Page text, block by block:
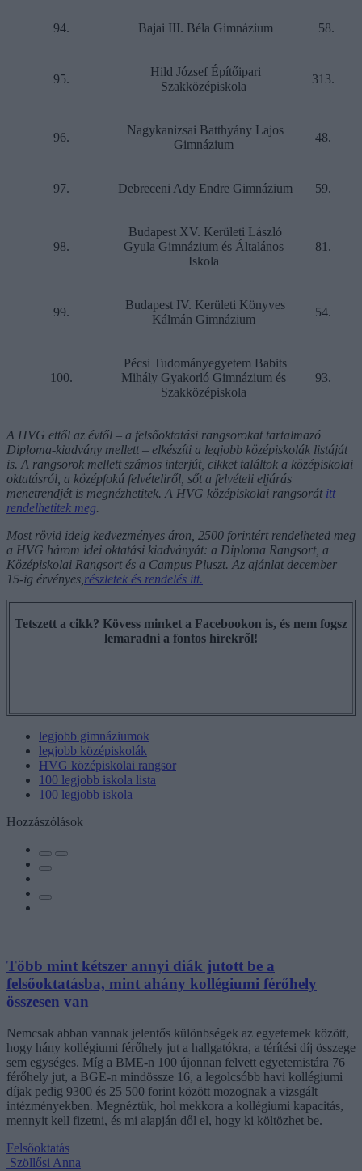
94. Bajai III. Béla Gimnázium 58.
95.
Hild József Építőipari
Szakközépiskola
313.
96.
Nagykanizsai Batthyány Lajos
Gimnázium
48.
97. Debreceni Ady Endre Gimnázium 59.
98.
Budapest XV. Kerületi László
Gyula Gimnázium és Általános
Iskola
81.
99.
Budapest IV. Kerületi Könyves
Kálmán Gimnázium
54.
100.
Pécsi Tudományegyetem Babits
Mihály Gyakorló Gimnázium és
Szakközépiskola
93.
A HVG ettől az évtől – a felsőoktatási rangsorokat tartalmazó
Diploma-kiadvány mellett – elkészíti a legjobb középiskolák listáját
is. A rangsorok mellett számos interjút, cikket találtok a középiskolai
oktatásról, a középfokú felvételiről, sőt a felvételi eljárás
menetrendjét is megnézhetitek. A HVG középiskolai rangsorát itt
rendelhetitek meg.
Most rövid ideig kedvezményes áron, 2500 forintért rendelheted meg
a HVG három idei oktatási kiadványát: a Diploma Rangsort, a
Középiskolai Rangsort és a Campus Pluszt. Az ajánlat december
15-ig érvényes, részletek és rendelés itt.
Tetszett a cikk? Kövess minket a Facebookon is, és nem fogsz
lemaradni a fontos hírekről!
legjobb gimnáziumok
legjobb középiskolák
HVG középiskolai rangsor
100 legjobb iskola lista
100 legjobb iskola
Hozzászólások
Több mint kétszer annyi diák jutott be a
felsőoktatásba, mint ahány kollégiumi férőhely
összesen van
Nemcsak abban vannak jelentős különbségek az egyetemek között,
hogy hány kollégiumi férőhely jut a hallgatókra, a térítési díj összege
sem egységes. Míg a BME-n 100 újonnan felvett egyetemistára 76
férőhely jut, a BGE-n mindössze 16, a legolcsóbb havi kollégiumi
díjak pedig 9300 és 25 500 forint között mozognak a vizsgált
intézményekben. Megnéztük, hol mekkora a kollégiumi kapacitás,
mennyit kell fizetni, és mi alapján dől el, hogy ki költözhet be.
Felsőoktatás
Szöllősi Anna